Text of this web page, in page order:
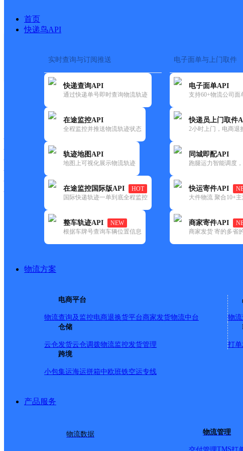
首页
快递鸟API
实时查询与订阅推送
快递查询API
通过快递单号即时查询物流轨迹
在途监控API
全程监控并推送物流轨迹状态
轨迹地图API
地图上可视化展示物流轨迹
在途监控国际版API
HOT
国际快递轨迹一单到底全程监控
整车轨迹API
NEW
根据车牌号查询车辆位置信息
电子面单与上门取件
电子面单API
支持60+物流公司面
快递员上门取件
2小时上门，电商退
同城即配API
跑腿运力智能调度
快运寄件API
大件物流 聚合10+
商家寄件API
商家发货 寄的多省
物流方案
电商平台
物流查询及监控电商退换货平台商家发货物流中台 物
仓储
云仓发货云仓调拨物流监控发货管理 打
跨境
小包集运海运拼箱中欧班铁空运专线
产品服务
物流数据 物流管理
TMS
快递大全 > 快递网点
快递大全 快运大全
城市：贵阳市 ✕ 地区：观山湖区 ✕
清空已选
地区:
不限 白云区(43)
奕奕便利店菜鸟驿站
更多号码地址：大龙泉苑20栋1单元1号
详情
更多号码地址：贵州省贵阳市观山湖区金华镇
观山湖区果与蔬生鲜店
详情